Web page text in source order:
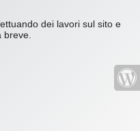
dei lavori sul sito e
breve.